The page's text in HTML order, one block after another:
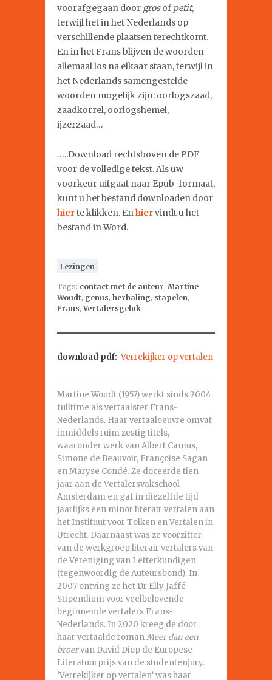
voorafgegaan door grosof petit,
terwijl het in het Nederlands op
verschillende plaatsen terechtkomt.
En in het Frans blijven de woorden
allemaal los na elkaar staan, terwijl in
het Nederlands samengestelde
woorden mogelijk zijn: oorlogszaad,
zaadkorrel, oorlogshemel,
ijzerzaad…
…..Download rechtsboven de PDF
voor de volledige tekst. Als uw
voorkeur uitgaat naar Epub-formaat,
kunt u het bestand downloaden door
hierte klikken. Enhiervindt u het
bestand in Word.
Lezingen
Tags: contact met de auteur, Martine
Woudt, genus, herhaling, stapelen,
Frans,Vertalersgeluk
download pdf: Verrekijker op vertalen
Martine Woudt (1957) werkt sinds 2004
fulltime als vertaalster Frans-
Nederlands. Haar vertaaloeuvre omvat
inmiddels ruim zestig titels,
waaronder werk van Albert Camus,
Simone de Beauvoir, Françoise Sagan
en Maryse Condé. Ze doceerde tien
jaar aan de Vertalersvakschool
Amsterdam en gaf in diezelfde tijd
jaarlijks een minor literair vertalen aan
het Instituut voor Tolken en Vertalen in
Utrecht. Daarnaast was ze voorzitter
van de werkgroep literair vertalers van
de Vereniging van Letterkundigen
(tegenwoordig de Auteursbond). In
2007 ontving ze het Dr Elly Jaffé
Stipendium voor veelbelovende
beginnende vertalers Frans-
Nederlands. In 2020 kreeg de door
haar vertaalde romanMeer dan een
broervan David Diop de Europese
Literatuurprijs van de studentenjury.
‘Verrekijker op vertalen’ was haar